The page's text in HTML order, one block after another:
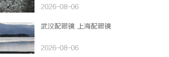
脸的点睛之笔！淡颜系女生的
2026-08-06
武汉配眼镜 上海配眼镜
2026-08-06